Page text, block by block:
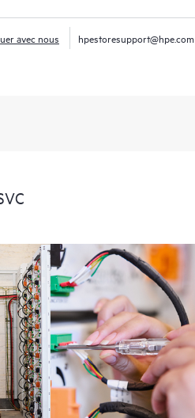
avec nous hpestoresupport@hpe.com